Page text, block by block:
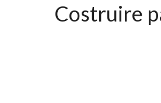
Costruire